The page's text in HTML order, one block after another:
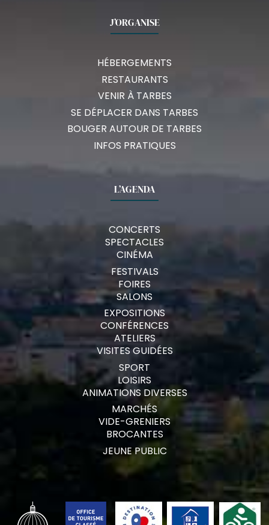
J’ORGANISE
HÉBERGEMENTS
RESTAURANTS
VENIR À TARBES
SE DÉPLACER DANS TARBES
BOUGER AUTOUR DE TARBES
INFOS PRATIQUES
L’AGENDA
CONCERTS
SPECTACLES
CINÉMA
FESTIVALS
FOIRES
SALONS
EXPOSITIONS
CONFÉRENCES
ATELIERS
VISITES GUIDÉES
SPORT
LOISIRS
ANIMATIONS DIVERSES
MARCHÉS
VIDE-GRENIERS
BROCANTES
JEUNE PUBLIC